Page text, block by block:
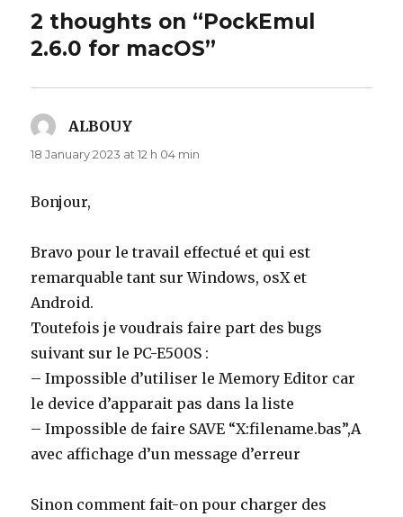
2 thoughts on “PockEmul
2.6.0 for macOS”
ALBOUY
18 January 2023 at 12 h 04 min
Bonjour,
Bravo pour le travail effectué et qui est
remarquable tant sur Windows, osX et
Android.
Toutefois je voudrais faire part des bugs
suivant sur le PC-E500S :
– Impossible d’utiliser le Memory Editor car
le device d’apparait pas dans la liste
– Impossible de faire SAVE “X:filename.bas”,A
avec affichage d’un message d’erreur
Sinon comment fait-on pour charger des